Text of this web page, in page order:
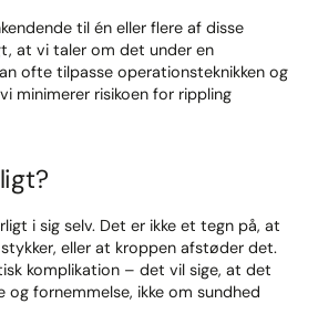
til én eller flere af disse
at vi taler om det under en
ofte tilpasse operationsteknikken og
minimerer risikoen for rippling
i sig selv. Det er ikke et tegn på, at
eller at kroppen afstøder det.
komplikation – det vil sige, at det
og fornemmelse, ikke om sundhed